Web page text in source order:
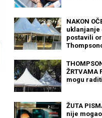
NAKON
uklanjanje
postavili
ŽRTVAMA
mogu
ŽUTA
nije